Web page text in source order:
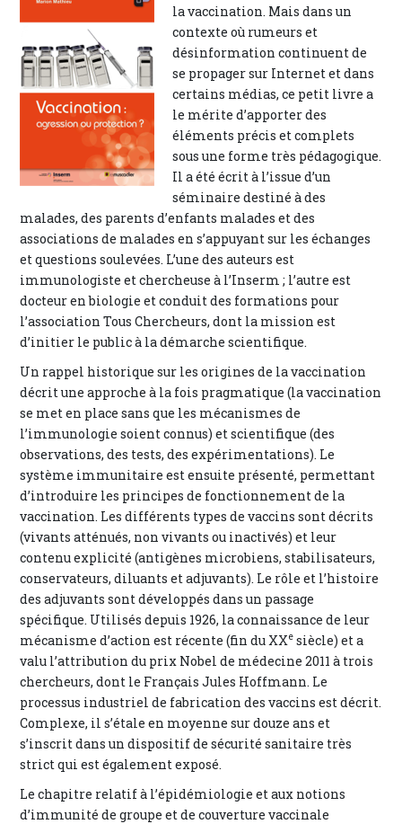
la vaccination. Mais dans un
contexte où rumeurs et
désinformation continuent de
se propager sur Internet et dans
certains médias, ce petit livre a
le mérite d’apporter des
éléments précis et complets
sous une forme très pédagogique.
Il a été écrit à l’issue d’un
séminaire destiné à des
malades, des parents d’enfants malades et des
associations de malades en s’appuyant sur les échanges
et questions soulevées. L’une des auteurs est
immunologiste et chercheuse à l’Inserm ; l’autre est
docteur en biologie et conduit des formations pour
l’association Tous Chercheurs, dont la mission est
d’initier le public à la démarche scientifique.
Un rappel historique sur les origines de la vaccination
décrit une approche à la fois pragmatique (la vaccination
se met en place sans que les mécanismes de
l’immunologie soient connus) et scientifique (des
observations, des tests, des expérimentations). Le
système immunitaire est ensuite présenté, permettant
d’introduire les principes de fonctionnement de la
vaccination. Les différents types de vaccins sont décrits
(vivants atténués, non vivants ou inactivés) et leur
contenu explicité (antigènes microbiens, stabilisateurs,
conservateurs, diluants et adjuvants). Le rôle et l’histoire
des adjuvants sont développés dans un passage
spécifique. Utilisés depuis 1926, la connaissance de leur
mécanisme d’action est récente (fin du XXe siècle) et a
valu l’attribution du prix Nobel de médecine 2011 à trois
chercheurs, dont le Français Jules Hoffmann. Le
processus industriel de fabrication des vaccins est décrit.
Complexe, il s’étale en moyenne sur douze ans et
s’inscrit dans un dispositif de sécurité sanitaire très
strict qui est également exposé.
Le chapitre relatif à l’épidémiologie et aux notions
d’immunité de groupe et de couverture vaccinale